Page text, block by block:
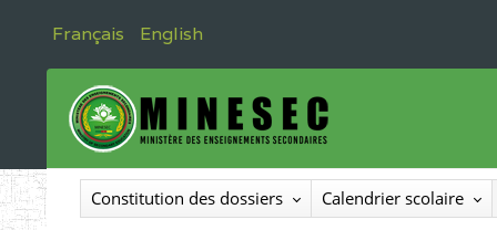
Français English
Constitution des dossiers Calendrier scolaire